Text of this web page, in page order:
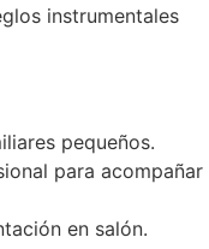
instrumentales
pequeños.
para acompañar
en salón.